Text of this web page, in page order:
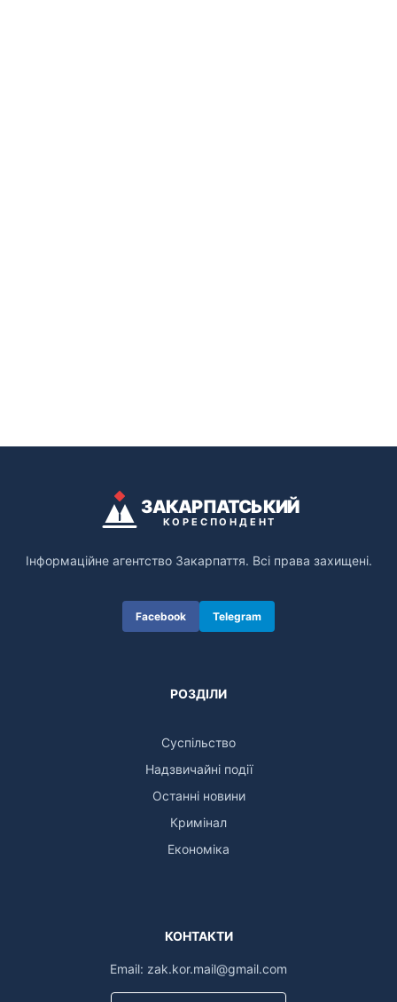
ЗАКАРПАТСЬКИЙ
КОРЕСПОНДЕНТ
Інформаційне агентство Закарпаття. Всі права захищені.
Facebook Telegram
РОЗДІЛИ
Суспільство
Надзвичайні події
Останні новини
Кримінал
Економіка
КОНТАКТИ
Email: zak.kor.mail@gmail.com